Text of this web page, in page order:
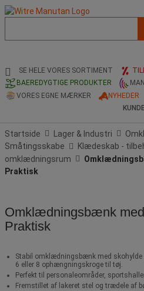
og
søgehistorik
SE HELE VORES SORTIMENT
BAEREDYGTIGE PRODUKTER
VORES EGNE MÆRKER
NYHEDER
Startside Lager & Industri
Småtingsskabe
Klædeskab -
omklædningsrum
Praktisk
Omklædningsbænk
Praktisk
Stabil omklædningsbænk med
6 eller 8 ophængningskroge til tøj.
Perfekt til personaleområder,
Fremstillet af lakeret stel og trædele af